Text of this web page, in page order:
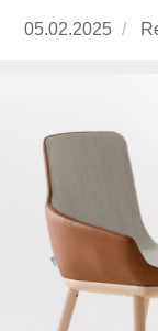
Publicado
05.02.2025